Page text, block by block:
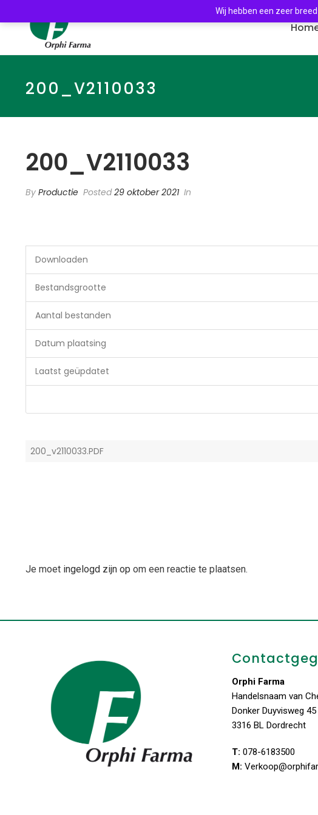
200_V2110033
200_V2110033
By Productie Posted29 oktober 2021 In
Downloaden
Bestandsgrootte
Aantal bestanden
Datum plaatsing
Laatst geüpdatet
200_v2110033.PDF
Je moet ingelogd zijn op om een reactie te plaatsen.
Orphi Farma
Handelsnaam van
Donker Duyvisweg 45
3316 BL Dordrecht
T: 078-6183500
M:
Wij hebben een zeer